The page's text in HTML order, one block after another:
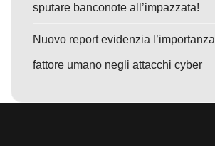
sputare banconote all’impazzata!
Nuovo report evidenzia
fattore umano negli attacchi cyber